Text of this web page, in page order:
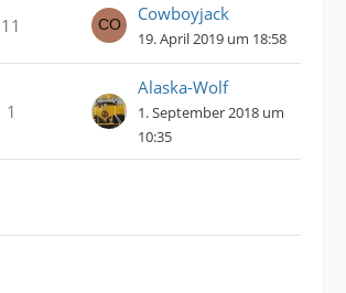
11
Cowboyjack
19. April 2019 um 18:58
1
Alaska-Wolf
1. September 2018 um
10:35